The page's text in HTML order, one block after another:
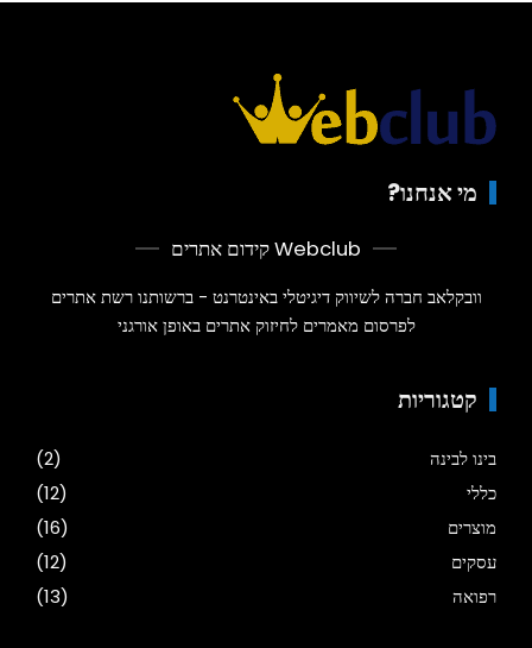
מי אנחנו?
Webclub קידום אתרים
וובקלאב חברה לשיווק דיגיטלי באינטרנט - ברשותנו רשת אתרים
לפרסום מאמרים לחיזוק אתרים באופן אורגני
קטגוריות
בינו לבינה
(2)
כללי
(12)
מוצרים
(16)
עסקים
(12)
רפואה
(13)